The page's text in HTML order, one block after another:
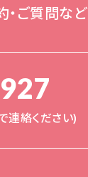
・ご質問など
連絡ください)